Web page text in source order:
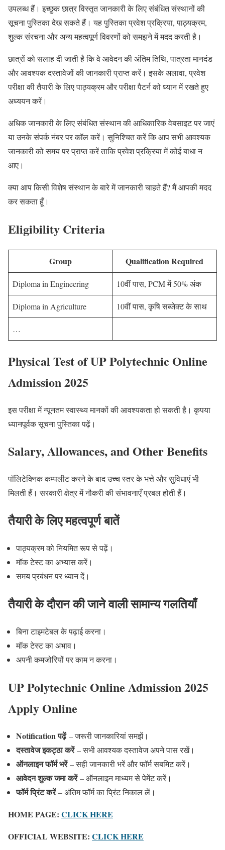
उपलब्ध हैं। इच्छुक छात्र विस्तृत जानकारी के लिए संबंधित संस्थानों की
सूचना पुस्तिका देख सकते हैं। यह पुस्तिका प्रवेश प्रक्रिया, पाठ्यक्रम,
शुल्क संरचना और अन्य महत्वपूर्ण विवरणों को समझने में मदद करती है।
छात्रों को सलाह दी जाती है कि वे आवेदन की अंतिम तिथि, पात्रता मानदंड
और आवश्यक दस्तावेजों की जानकारी प्राप्त करें। इसके अलावा, प्रवेश
परीक्षा की तैयारी के लिए पाठ्यक्रम और परीक्षा पैटर्न को ध्यान में रखते हुए
अध्ययन करें।
अधिक जानकारी के लिए संबंधित संस्थान की आधिकारिक वेबसाइट पर जाएं
या उनके संपर्क नंबर पर कॉल करें। सुनिश्चित करें कि आप सभी आवश्यक
जानकारी को समय पर प्राप्त करें ताकि प्रवेश प्रक्रिया में कोई बाधा न
आए।
क्या आप किसी विशेष संस्थान के बारे में जानकारी चाहते हैं? मैं आपकी मदद
कर सकता हूँ।
Eligibility Criteria
Group Qualification Required
Diploma in Engineering 10वीं पास, PCM में 50% अंक
Diploma in Agriculture 10वीं पास, कृषि सब्जेक्ट के साथ
…
Physical Test of UP Polytechnic Online
Admission 2025
इस परीक्षा में न्यूनतम स्वास्थ्य मानकों की आवश्यकता हो सकती है। कृपया
ध्यानपूर्वक सूचना पुस्तिका पढ़ें।
Salary, Allowances, and Other Benefits
पॉलिटेक्निक कम्पलीट करने के बाद उच्च स्तर के भत्ते और सुविधाएं भी
मिलती हैं। सरकारी क्षेत्र में नौकरी की संभावनाएँ प्रबल होती हैं।
तैयारी के लिए महत्वपूर्ण बातें
पाठ्यक्रम को नियमित रूप से पढ़ें।
मॉक टेस्ट का अभ्यास करें।
समय प्रबंधन पर ध्यान दें।
तैयारी के दौरान की जाने वाली सामान्य गलतियाँ
बिना टाइमटेबल के पढ़ाई करना।
मॉक टेस्ट का अभाव।
अपनी कमजोरियों पर काम न करना।
UP Polytechnic Online Admission 2025
Apply Online
Notification पढ़ें– जरूरी जानकारियां समझें।
दस्तावेज इकट्ठा करें– सभी आवश्यक दस्तावेज अपने पास रखें।
ऑनलाइन फॉर्म भरें– सही जानकारी भरें और फॉर्म सबमिट करें।
आवेदन शुल्क जमा करें– ऑनलाइन माध्यम से पेमेंट करें।
फॉर्म प्रिंट करें– अंतिम फॉर्म का प्रिंट निकाल लें।
HOME PAGE: CLICK HERE
OFFICIAL WEBSITE: CLICK HERE